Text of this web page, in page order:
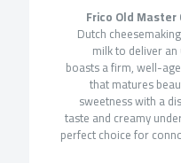
Frico Old Master
Dutch
milk to deliver
boasts a firm, well-
that matures
sweetness with a
taste and creamy
perfect choice for